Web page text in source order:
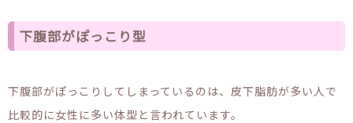
下腹部がぽっこり型
下腹部がぽっこりしてしまっているのは、皮下脂肪が多い人で
比較的に女性に多い体型と言われています。